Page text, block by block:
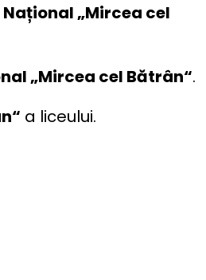
„Mircea cel
„Mircea cel Bătrân“.
a liceului.